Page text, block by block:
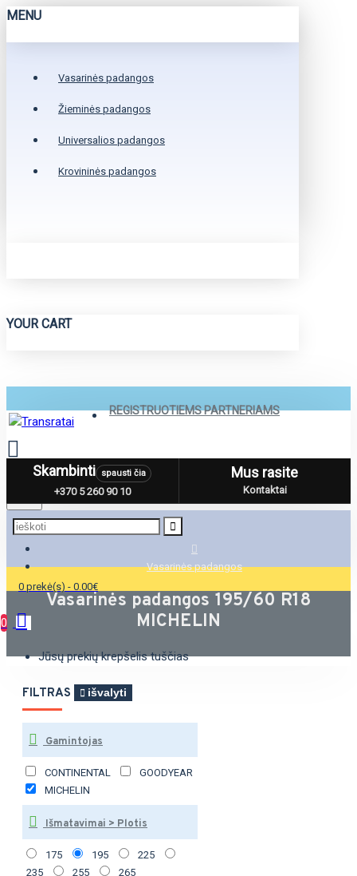
MENU
Vasarinės padangos
Žieminės padangos
Universalios padangos
Krovininės padangos
YOUR CART
REGISTRUOTIEMS PARTNERIAMS
Menu
0 prekė(s) - 0.00€
0
Jūsų prekių krepšelis tuščias
Skambinti spausti čia
+370 5 260 90 10
Mus rasite
Kontaktai
Vasarinės padangos
Vasarinės padangos 195/60 R18
MICHELIN
FILTRAS išvalyti
Gamintojas
CONTINENTAL
GOODYEAR
MICHELIN
Išmatavimai > Plotis
175 195
225
235
255 265